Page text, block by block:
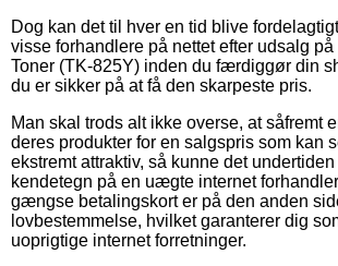
Dog kan det til hver en tid blive
visse forhandlere på nettet efter udsalg
Toner (TK-825Y) inden du færdiggør din
du er sikker på at få den skarpeste pris.
Man skal trods alt ikke overse, at såfremt
deres produkter for en salgspris som kan
ekstremt attraktiv, så kunne det
kendetegn på en uægte internet
gængse betalingskort er på den anden
lovbestemmelse, hvilket garanterer dig
uoprigtige internet forretninger.